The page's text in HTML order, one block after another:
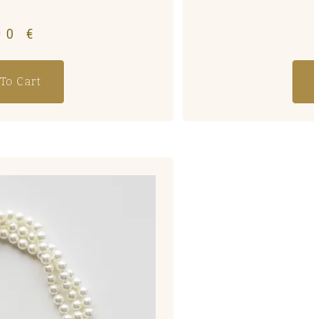
€
Cart